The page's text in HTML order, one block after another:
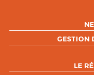
GESTION
LE